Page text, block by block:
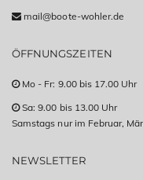
mail@boote-wohler.de
ÖFFNUNGSZEITEN
Mo - Fr: 9.00 bis 17.00 Uhr
Sa: 9.00 bis 13.00 Uhr
Samstags nur im Februar,
NEWSLETTER